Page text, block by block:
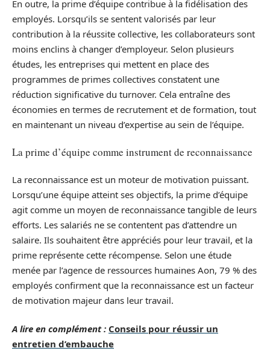
En outre, la prime d’équipe contribue à la fidélisation des
employés. Lorsqu’ils se sentent valorisés par leur
contribution à la réussite collective, les collaborateurs sont
moins enclins à changer d’employeur. Selon plusieurs
études, les entreprises qui mettent en place des
programmes de primes collectives constatent une
réduction significative du turnover. Cela entraîne des
économies en termes de recrutement et de formation, tout
en maintenant un niveau d’expertise au sein de l’équipe.
La prime d’équipe comme instrument de reconnaissance
La reconnaissance est un moteur de motivation puissant.
Lorsqu’une équipe atteint ses objectifs, la prime d’équipe
agit comme un moyen de reconnaissance tangible de leurs
efforts. Les salariés ne se contentent pas d’attendre un
salaire. Ils souhaitent être appréciés pour leur travail, et la
prime représente cette récompense. Selon une étude
menée par l’agence de ressources humaines Aon, 79 % des
employés confirment que la reconnaissance est un facteur
de motivation majeur dans leur travail.
A lire en complément : Conseils pour réussir un
entretien d’embauche